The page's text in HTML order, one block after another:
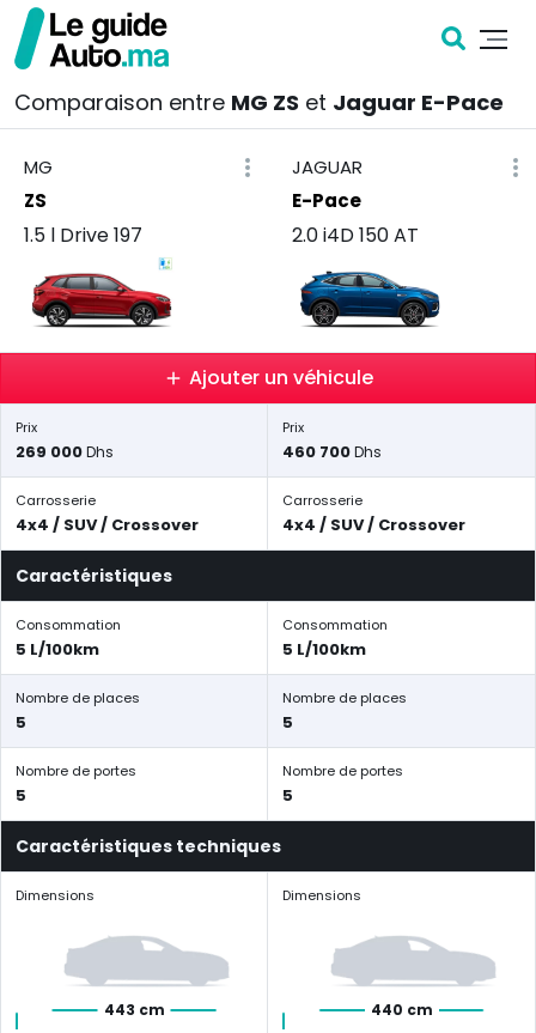
Comparaison entre MG ZS et Jaguar E-Pace
MG
ZS
1.5 l Drive 197
JAGUAR
E-Pace
2.0 i4D 150 AT
Ajouter un véhicule
Prix
269 000Dhs
Prix
460 700Dhs
Carrosserie
4x4 / SUV / Crossover
Carrosserie
4x4 / SUV / Crossover
Caractéristiques
Consommation
5 L/100km
Consommation
5 L/100km
Nombre de places
5
Nombre de places
5
Nombre de portes
5
Nombre de portes
5
Caractéristiques techniques
Dimensions
443 cm
Dimensions
440 cm